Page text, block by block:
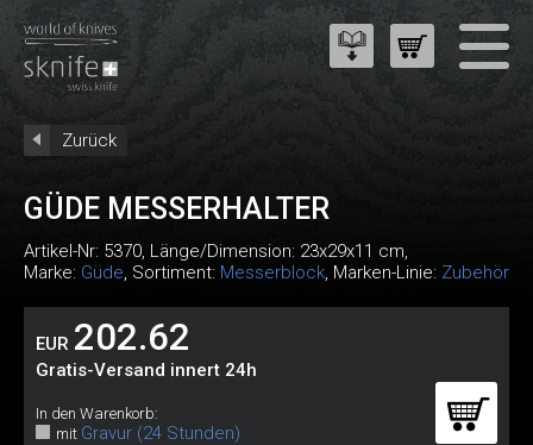
Zurück
GÜDE MESSERHALTER
Artikel-Nr: 5370, Länge/Dimension: 23x29x11 cm,
Marke: Güde, Sortiment: Messerblock, Marken-Linie: Zubehör
EUR 202.62
Gratis-Versand innert 24h
In den Warenkorb:
mit Gravur (24 Stunden)